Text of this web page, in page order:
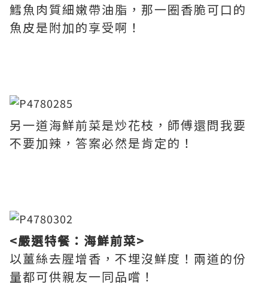
鱈魚肉質細嫩帶油脂，那一圈香脆可口的
魚皮是附加的享受啊！
另一道海鮮前菜是炒花枝，師傅還問我要
不要加辣，答案必然是肯定的！
<嚴選特餐：海鮮前菜>
以薑絲去腥增香，不埋沒鮮度！兩道的份
量都可供親友一同品嚐！